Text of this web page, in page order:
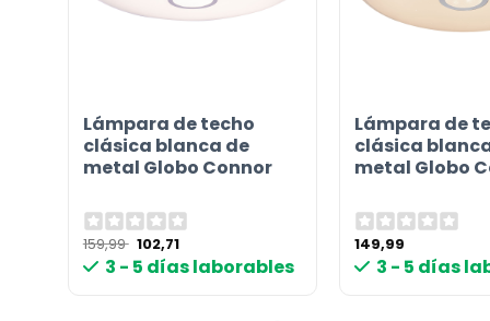
¿TIENES ALGUNA PREGUNTA?
correo electrónico a
info@lamparas-en-linea.es
Lámpara de techo
clásica blanca de
metal Globo Connor
159,99 El
precio
original
102,71
precio
actual
3 - 5 días laborables
Lámpara de
clásica
metal Globo
149,99
3 - 5 días